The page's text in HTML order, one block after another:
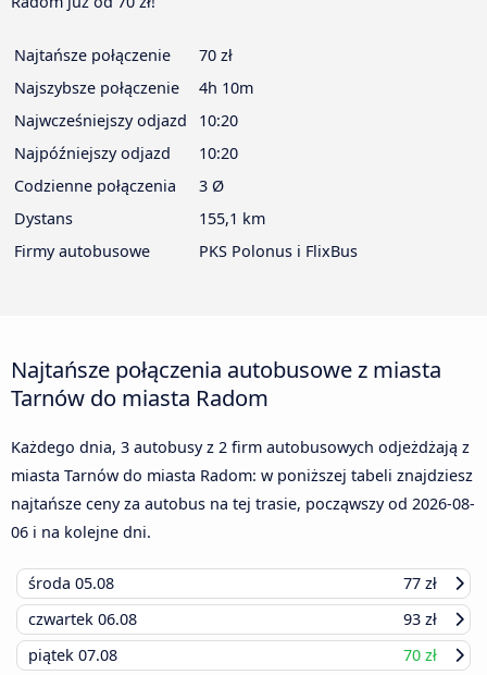
Najtańsze połączenie
70 zł
Najszybsze połączenie
4h 10m
Najwcześniejszy odjazd
10:20
Najpóźniejszy odjazd
10:20
Codzienne połączenia
3 Ø
Dystans
155,1 km
Firmy autobusowe
PKS Polonus i FlixBus
Najtańsze połączenia autobusowe z miasta
Tarnów do miasta Radom
Każdego dnia, 3 autobusy z 2 firm autobusowych odjeżdżają z
miasta Tarnów do miasta Radom: w poniższej tabeli znajdziesz
najtańsze ceny za autobus na tej trasie, począwszy od 2026-08-
06 i na kolejne dni.
środa 05.08
77 zł
czwartek 06.08
93 zł
piątek 07.08
70 zł